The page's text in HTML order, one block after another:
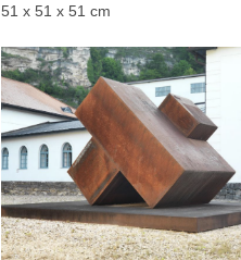
51 x 51 x 51 cm